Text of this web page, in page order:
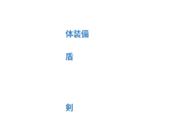
体装備
盾
剣